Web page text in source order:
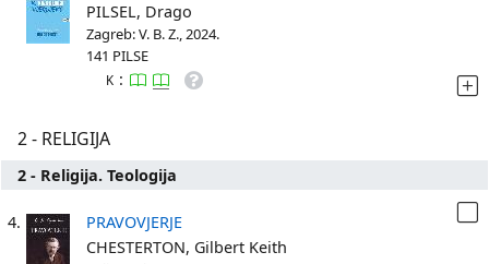
PILSEL, Drago
Zagreb: V. B. Z., 2024.
141 PILSE
K :
2 - RELIGIJA
2 - Religija. Teologija
4.
PRAVOVJERJE
CHESTERTON, Gilbert Keith